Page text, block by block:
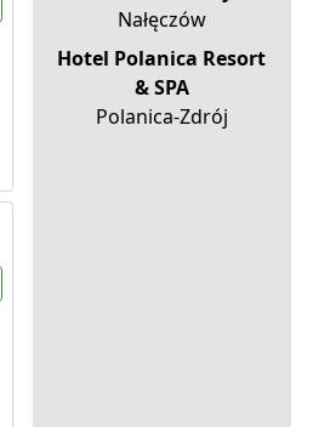
Nałęczów
Hotel Polanica Resort
& SPA
Polanica-Zdrój